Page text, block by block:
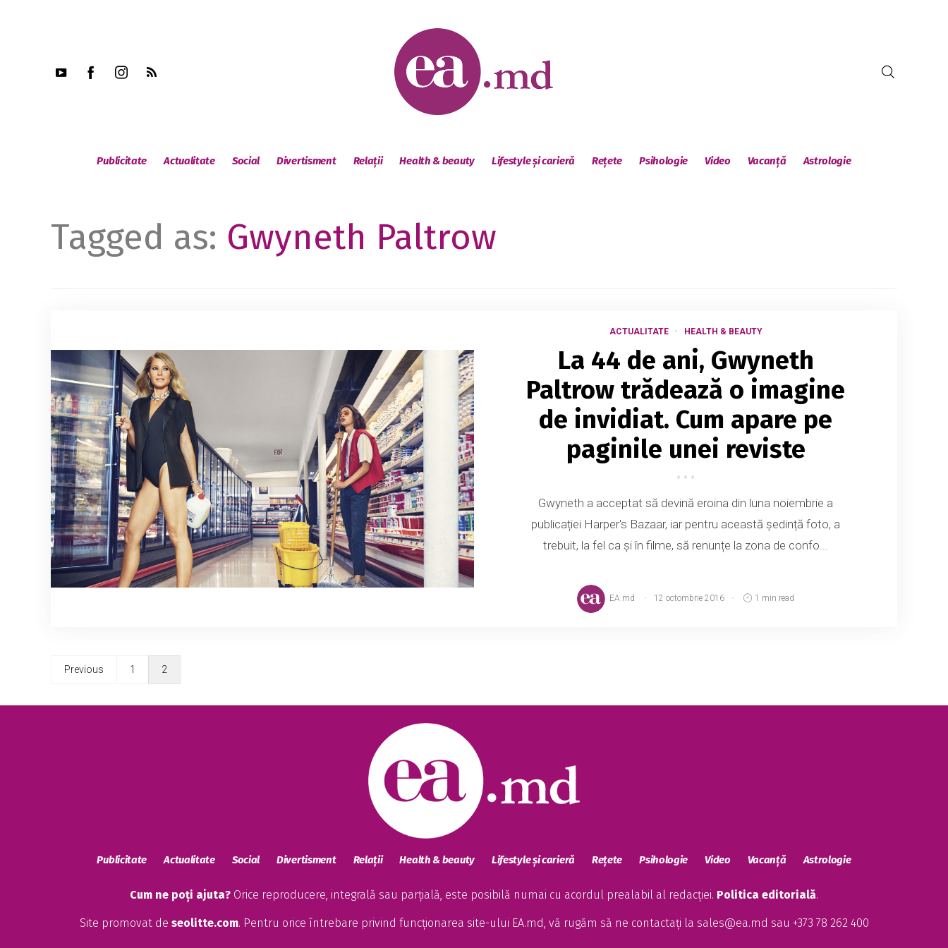
Publicitate Actualitate Social Divertisment Relații Health & beauty Lifestyle și carieră Rețete Psihologie Video Vacanță Astrologie
Tagged as: Gwyneth Paltrow
ACTUALITATE HEALTH & BEAUTY
La 44 de ani, Gwyneth
Paltrow trădează o imagine
de invidiat. Cum apare pe
paginile unei reviste
Gwyneth a acceptat să devină eroina din luna noiembrie a
publicației Harper's Bazaar, iar pentru această ședință foto, a
trebuit, la fel ca și în filme, să renunțe la zona de confo...
EA.md 12 octombrie 2016 1 min read
Previous 1 2
Publicitate Actualitate Social Divertisment Relații Health & beauty Lifestyle și carieră Rețete Psihologie Video Vacanță Astrologie
Cum ne poți ajuta? Orice reproducere, integrală sau parțială, este posibilă numai cu acordul prealabil al redacției. Politica editorială.
Site promovat de seolitte.com. Pentru orice întrebare privind funcționarea site-ului EA.md, vă rugăm să ne contactați la sales@ea.md sau +373 78 262 400